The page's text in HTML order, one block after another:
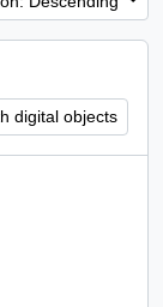
digital objects